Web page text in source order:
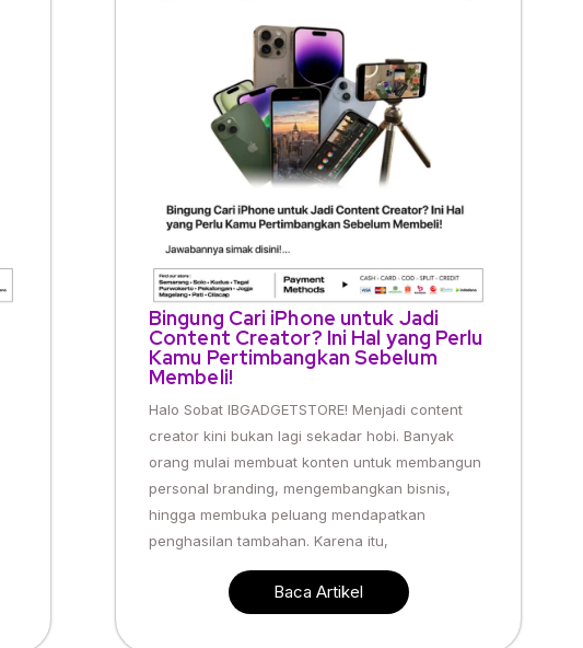
Bingung Cari iPhone untuk Jadi
Content Creator? Ini Hal yang Perlu
Kamu Pertimbangkan Sebelum
Membeli!
Halo Sobat IBGADGETSTORE! Menjadi content
creator kini bukan lagi sekadar hobi. Banyak
orang mulai membuat konten untuk membangun
personal branding, mengembangkan bisnis,
hingga membuka peluang mendapatkan
penghasilan tambahan. Karena itu,
Baca Artikel